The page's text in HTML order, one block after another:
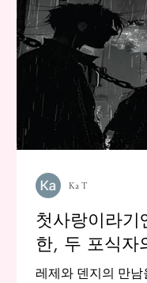
첫사랑이라기
한, 두 포식자
레제와 덴지의 만남
Ka T